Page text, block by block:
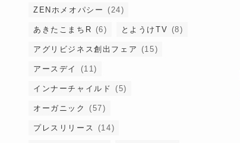
ZENホメオパシー (24)
あきたこまちR (6) とようけTV (8)
アグリビジネス創出フェア (15)
アースデイ (11)
インナーチャイルド (5)
オーガニック (57)
プレスリリース (14)